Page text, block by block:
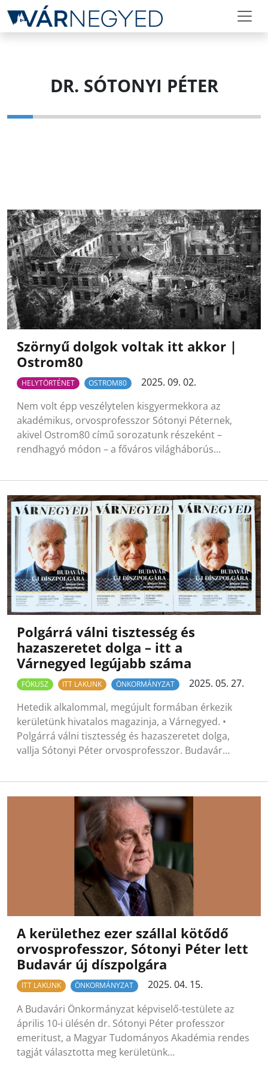
DR. SÓTONYI PÉTER
Szörnyű dolgok voltak itt akkor |
Ostrom80
HELYTÖRTÉNET OSTROM80
2025. 09. 02.
Nem volt épp veszélytelen kisgyermekkora az
akadémikus, orvosprofesszor Sótonyi Péternek,
akivel Ostrom80 című sorozatunk részeként –
rendhagyó módon – a főváros világháborús…
Polgárrá válni tisztesség és
hazaszeretet dolga – itt a
Várnegyed legújabb száma
FÓKUSZ ITT LAKUNK ÖNKORMÁNYZAT
2025. 05. 27.
Hetedik alkalommal, megújult formában érkezik
kerületünk hivatalos magazinja, a Várnegyed. •
Polgárrá válni tisztesség és hazaszeretet dolga,
vallja Sótonyi Péter orvosprofesszor. Budavár…
A kerülethez ezer szállal kötődő
orvosprofesszor, Sótonyi Péter lett
Budavár új díszpolgára
ITT LAKUNK ÖNKORMÁNYZAT
2025. 04. 15.
A Budavári Önkormányzat képviselő-testülete az
április 10-i ülésén dr. Sótonyi Péter professzor
emeritust, a Magyar Tudományos Akadémia rendes
tagját választotta meg kerületünk…